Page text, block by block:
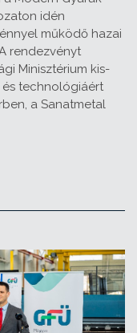
idén
működő hazai
rendezvényt
Minisztérium kis-
technológiáért
a Sanatmetal